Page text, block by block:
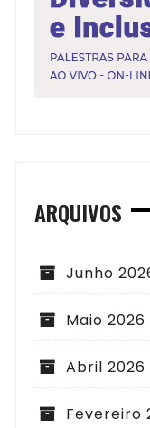
ARQUIVOS
Junho
Maio 2026
Abril 2026
Fevereiro